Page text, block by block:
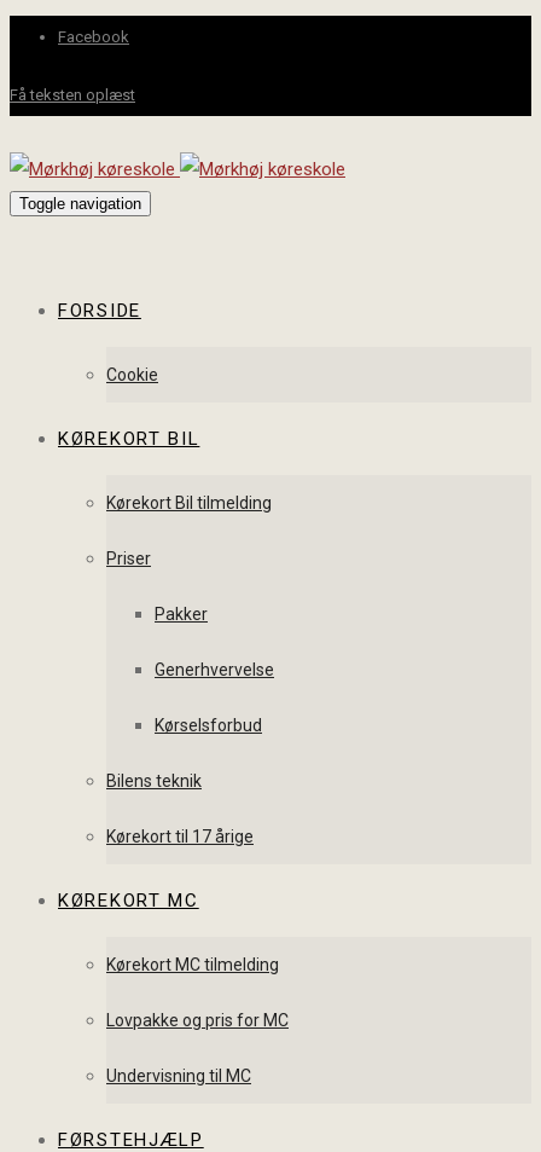
Facebook
Få teksten oplæst
Toggle navigation
FORSIDE
Cookie
KØREKORT BIL
Kørekort Bil tilmelding
Priser
Pakker
Generhvervelse
Kørselsforbud
Bilens teknik
Kørekort til 17 årige
KØREKORT MC
Kørekort MC tilmelding
Lovpakke og pris for MC
Undervisning til MC
FØRSTEHJÆLP